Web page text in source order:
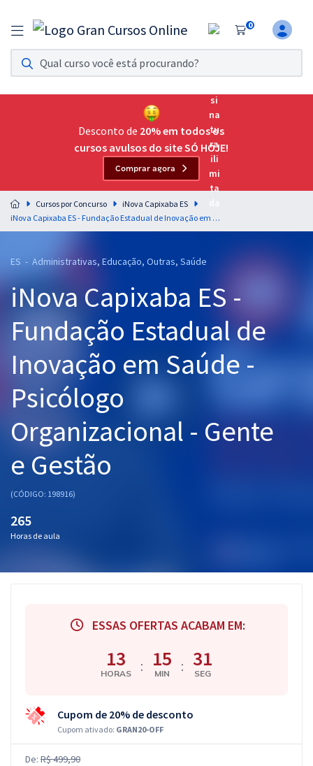
0
Assinatura Ilimitada 11
Acesso a todos os cursos. Teste grátis por 7 dias!
Assinatura OAB Até Passar
Acesso ilimitado a toda preparação para o Exame da
Residências Multiprofissionais
Preparação completa e intensiva para as principais
residências em saúde do Brasil
Cursos 20% OFF
Pós
Graduação
OAB
Questões grátis
Aprovados
Desconto de 20% em todos os
cursos avulsos do site SÓ HOJE!
Comprar agora
Cursos por Concurso
iNova Capixaba ES
iNova Capixaba ES - Fundação Estadual de Inovação em Saúde - Psicólogo Organizacional - Gente e Gestão
ES - Administrativas, Educação, Outras, Saúde
iNova Capixaba ES -
Fundação Estadual de
Inovação em Saúde -
Psicólogo
Organizacional - Gente
e Gestão
(CÓDIGO: 198916)
265
Horas de aula
ESSAS OFERTAS ACABAM EM:
13
HORAS : 15
MIN : 30
SEG
Cupom de 20% de desconto
Cupom ativado: GRAN20-OFF
De: R$ 499,90